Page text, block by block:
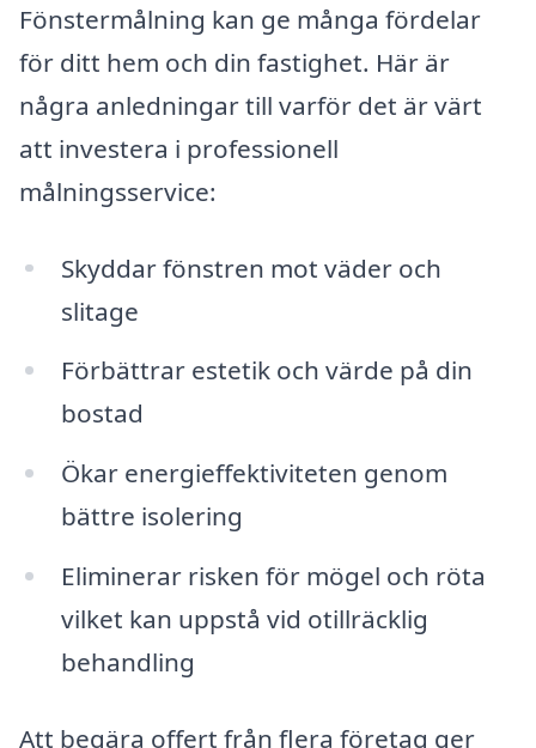
Fönstermålning kan ge många fördelar
för ditt hem och din fastighet. Här är
några anledningar till varför det är värt
att investera i professionell
målningsservice:
Skyddar fönstren mot väder och
slitage
Förbättrar estetik och värde på din
bostad
Ökar energieffektiviteten genom
bättre isolering
Eliminerar risken för mögel och röta
vilket kan uppstå vid otillräcklig
behandling
Att begära offert från flera företag ger